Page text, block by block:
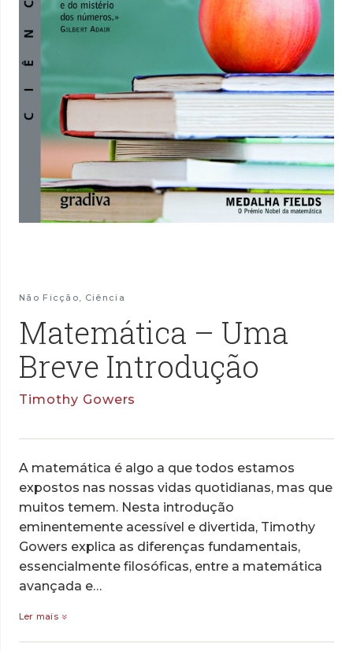
Não Ficção Ciência
Matemática – Uma
Breve Introdução
Timothy Gowers
A matemática é algo a que todos estamos
expostos nas nossas vidas quotidianas, mas que
muitos temem. Nesta introdução
eminentemente acessível e divertida, Timothy
Gowers explica as diferenças fundamentais,
essencialmente filosóficas, entre a matemática
avançada e…
Ler mais